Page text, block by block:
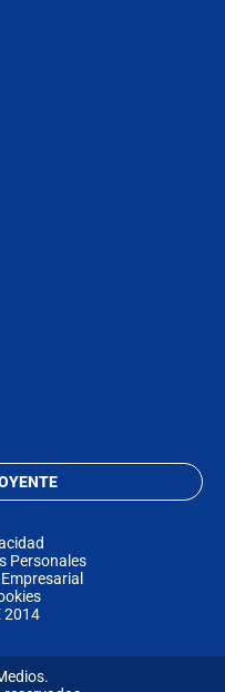
Personales
2014